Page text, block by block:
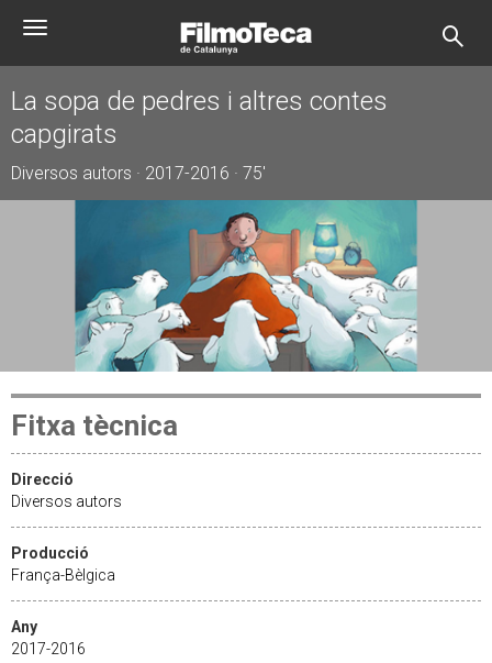
Toggle
La sopa de pedres i altres contes
capgirats
Diversos autors · 2017-2016 · 75'
Fitxa tècnica
Direcció
Diversos autors
Producció
França-Bèlgica
Any
2017-2016